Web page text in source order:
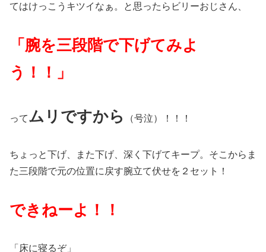
てはけっこうキツイなぁ。と思ったらビリーおじさん、
「腕を三段階で下げてみよ
う！！」
ってムリですから （号泣）！！！
ちょっと下げ、また下げ、深く下げてキープ。そこからま
た三段階で元の位置に戻す腕立て伏せを２セット！
できねーよ！！
「床に寝るぞ」